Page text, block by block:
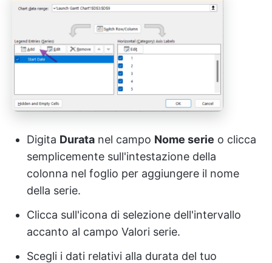
Digita Durata nel campo Nome serie o clicca
semplicemente sull'intestazione della
colonna nel foglio per aggiungere il nome
della serie.
Clicca sull'icona di selezione dell'intervallo
accanto al campo Valori serie.
Scegli i dati relativi alla durata del tuo